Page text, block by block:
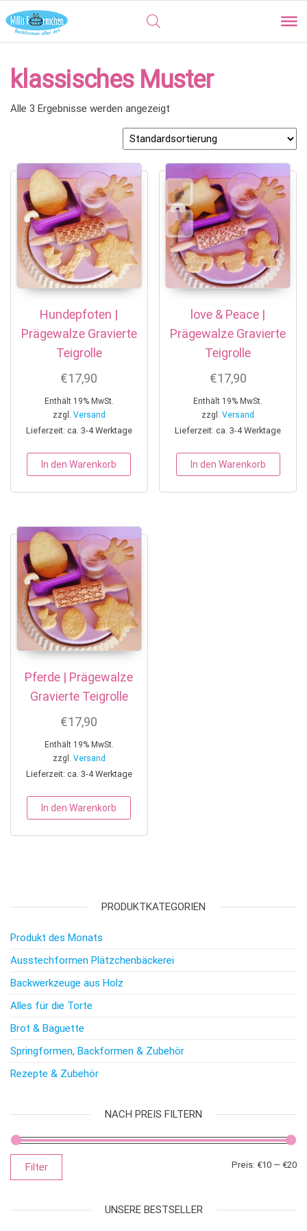
klassisches Muster
Alle 3 Ergebnisse werden angezeigt
Hundepfoten |
Prägewalze Gravierte
Teigrolle
€17,90
Enthält 19% MwSt.
zzgl. Versand
Lieferzeit: ca. 3-4 Werktage
In den Warenkorb
love & Peace |
Prägewalze Gravierte
Teigrolle
€17,90
Enthält 19% MwSt.
zzgl.Versand
Lieferzeit: ca. 3-4 Werktage
In den Warenkorb
Pferde | Prägewalze
Gravierte Teigrolle
€17,90
Enthält 19% MwSt.
zzgl. Versand
Lieferzeit: ca. 3-4 Werktage
In den Warenkorb
PRODUKTKATEGORIEN
Produkt des Monats
Ausstechformen Plätzchenbäckerei
Backwerkzeuge aus Holz
Alles für die Torte
Brot & Baguette
Springformen, Backformen & Zubehör
Rezepte & Zubehör
NACH PREIS FILTERN
Filter Preis: €10 — €20
UNSERE BESTSELLER